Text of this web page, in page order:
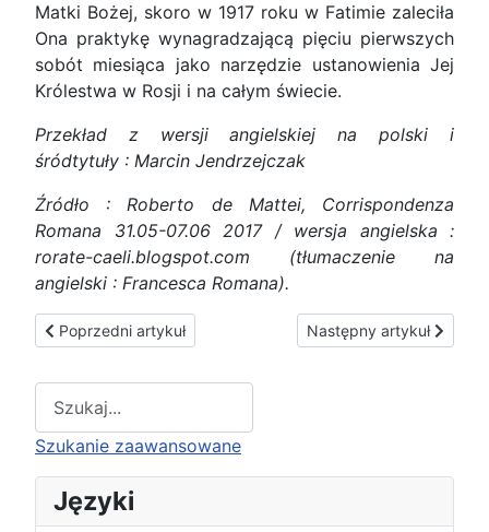
Matki Bożej, skoro w 1917 roku w Fatimie zaleciła
Ona praktykę wynagradzającą pięciu pierwszych
sobót miesiąca jako narzędzie ustanowienia Jej
Królestwa w Rosji i na całym świecie.
Przekład z wersji angielskiej na polski i
śródtytuły : Marcin Jendrzejczak
Źródło : Roberto de Mattei, Corrispondenza
Romana 31.05-07.06 2017 / wersja angielska :
rorate-caeli.blogspot.com (tłumaczenie na
angielski : Francesca Romana).
Poprzedni artykuł: Dywidenda narodowa a podstawowy
Poprzedni artykuł Następny artykuł:
Następny artykuł
Type 2 or more characters for results.
Szukanie zaawansowane
Języki